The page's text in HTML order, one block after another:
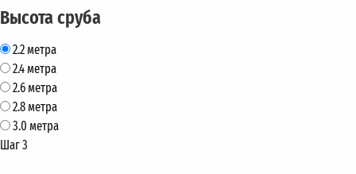
Высота сруба
2.2 метра
2.4 метра
2.6 метра
2.8 метра
3.0 метра
Шаг 3